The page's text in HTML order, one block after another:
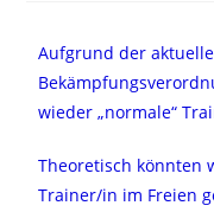
Aufgrund der
wieder „normale“
Theoretisch könnten
Trainer/in im Freien